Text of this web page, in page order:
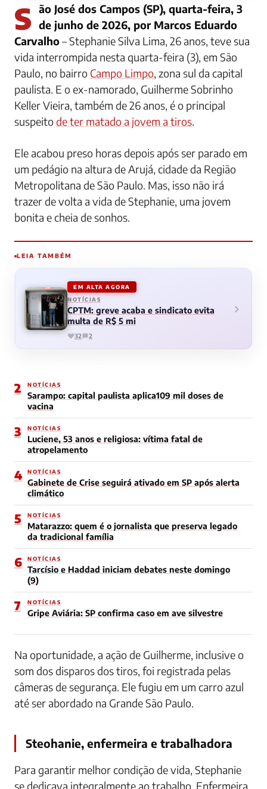
São José dos Campos (SP), quarta-feira, 3 de junho de 2026, por Marcos Eduardo
Carvalho– Stephanie Silva Lima, 26 anos, teve sua
vida interrompida nesta quarta-feira (3), em São
Paulo, no bairro Campo Limpo, zona sul da capital
paulista. E o ex-namorado, Guilherme Sobrinho
Keller Vieira, também de 26 anos, é o principal
suspeitode ter matado a jovem a tiros.
Ele acabou preso horas depois após ser parado em
um pedágio na altura de Arujá, cidade da Região
Metropolitana de São Paulo. Mas, isso não irá
trazer de volta a vida de Stephanie, uma jovem
bonita e cheia de sonhos.
LEIA TAMBÉM
EM ALTA AGORA
NOTÍCIAS
CPTM: greve acaba e sindicato evita
multa de R$ 5 mi
32 2
2 NOTÍCIAS
Sarampo: capital paulista aplica109 mil doses de
vacina
3 NOTÍCIAS
Luciene, 53 anos e religiosa: vítima fatal de
atropelamento
4 NOTÍCIAS
Gabinete de Crise seguirá ativado em SP após alerta
climático
5 NOTÍCIAS
Matarazzo: quem é o jornalista que preserva legado
da tradicional família
6 NOTÍCIAS
Tarcísio e Haddad iniciam debates neste domingo
(9)
7 NOTÍCIAS
Gripe Aviária: SP confirma caso em ave silvestre
Na oportunidade, a ação de Guilherme, inclusive o
som dos disparos dos tiros, foi registrada pelas
câmeras de segurança. Ele fugiu em um carro azul
até ser abordado na Grande São Paulo.
Steohanie, enfermeira e trabalhadora
Para garantir melhor condição de vida, Stephanie
se dedicava integralmente ao trabalho. Enfermeira,